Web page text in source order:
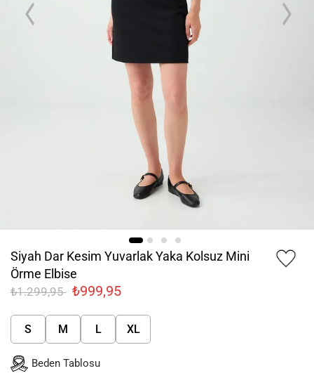
Siyah Dar Kesim Yuvarlak Yaka Kolsuz Mini
Örme Elbise
₺1.299,95 ₺999,95
S M L XL
Beden Tablosu